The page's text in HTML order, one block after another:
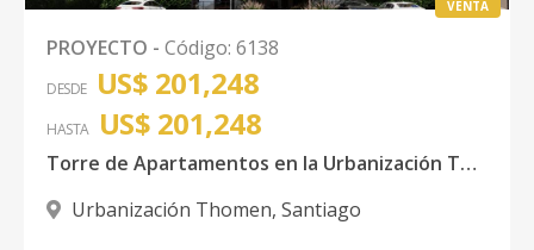
VENTA
PROYECTO - Código: 6138
DESDE US$ 201,248
HASTA US$ 201,248
Torre de Apartamentos en la Urbanización Thomen, Santiago.
Urbanización Thomen, Santiago